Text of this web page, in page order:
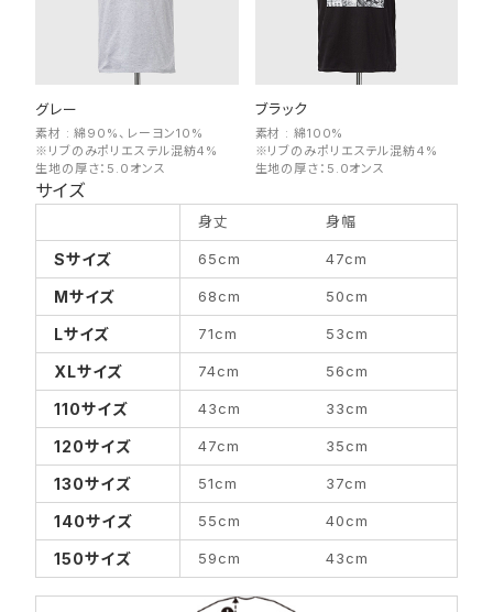
グレー
素材 : 綿90%、レーヨン10%
※リブのみポリエステル混紡4%
生地の厚さ：5.0オンス
ブラック
素材 : 綿100%
※リブのみポリエステル混紡4%
生地の厚さ：5.0オンス
サイズ
身丈 身幅
Sサイズ 65cm 47cm
Mサイズ 68cm 50cm
Lサイズ 71cm 53cm
XLサイズ 74cm 56cm
110サイズ 43cm 33cm
120サイズ 47cm 35cm
130サイズ 51cm 37cm
140サイズ 55cm 40cm
150サイズ 59cm 43cm